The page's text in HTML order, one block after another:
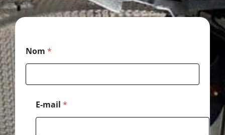
Nom *
E-mail *
s
l
o
m